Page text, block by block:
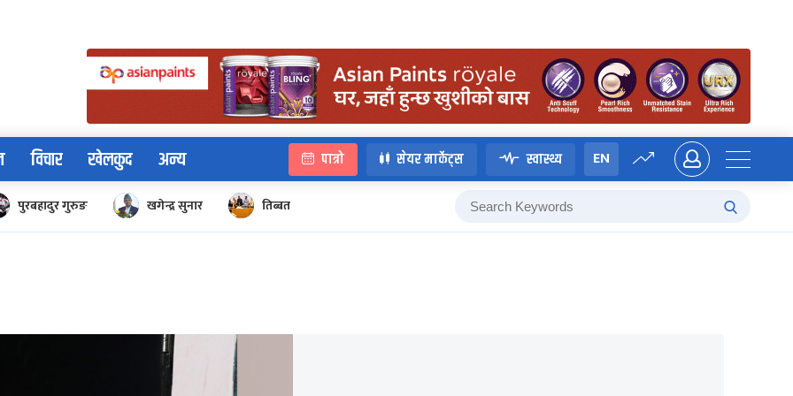
विचार खेलकुद अन्य पात्रो सेयर मार्केट्स स्वास्थ्य EN
पुरबहादुर गुरुङ खगेन्द्र सुनार तिब्बत